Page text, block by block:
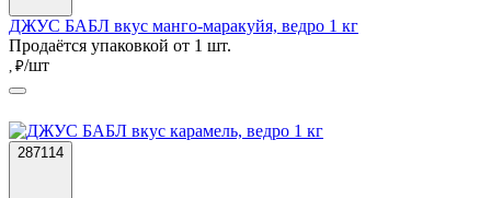
ДЖУС БАБЛ вкус манго-маракуйя, ведро 1 кг
Продаётся упаковкой от 1 шт.
, ₽/шт
287114